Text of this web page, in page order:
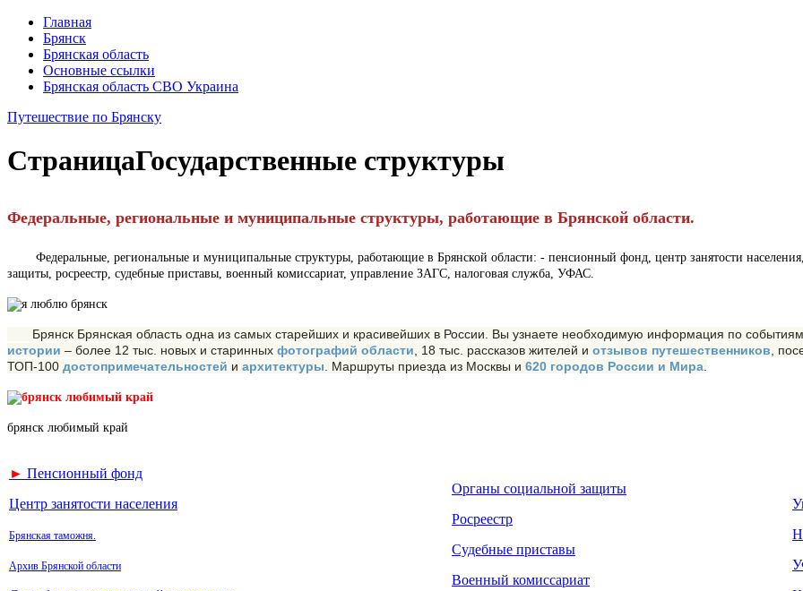
Главная
Брянск
Брянская область
Основные ссылки
Брянская область СВО Украина
Путешествие по Брянску
СтраницаГосударственные структуры
Федеральные, региональные и муниципальные структуры, работающие в Брянской области.
Федеральные, региональные и муниципальные структуры, работающие в Брянской области: - пенсионный фонд, центр занятости
защиты, росреестр, судебные приставы, военный комиссариат, управление ЗАГС, налоговая служба, УФАС.
Брянск Брянская область одна из самых старейших и красивейших в России. Вы узнаете необходимую информация по
истории – более 12 тыс. новых и старинных фотографий области, 18 тыс. рассказов жителей и отзывов путешественников,
ТОП-100 достопримечательностей и архитектуры. Маршруты приезда из Москвы и 620 городов России и Мира.
брянск любимый край
► Пенсионный фонд
Центр занятости населения
Брянская таможня.
Архив Брянской области
Органы социальной защиты
Росреестр
Судебные приставы
Военный комиссариат